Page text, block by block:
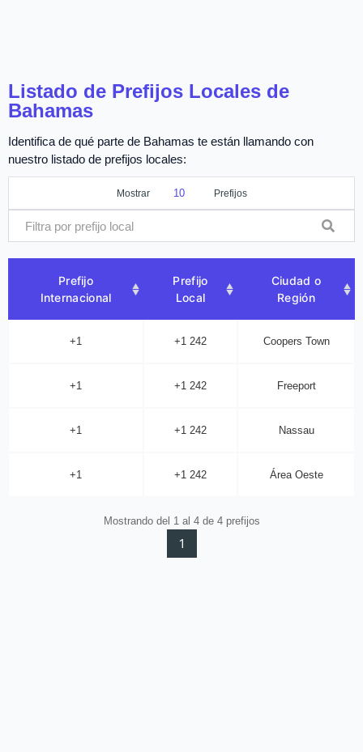
Listado de Prefijos Locales de
Bahamas
Identifica de qué parte de Bahamas te están llamando con
nuestro listado de prefijos locales:
Mostrar Prefijos
Prefijo
Internacional
Prefijo
Local
Ciudad o
Región
+1 +1 242 Coopers Town
+1 +1 242 Freeport
+1 +1 242 Nassau
+1 +1 242 Área Oeste
Mostrando del 1 al 4 de 4 prefijos
1